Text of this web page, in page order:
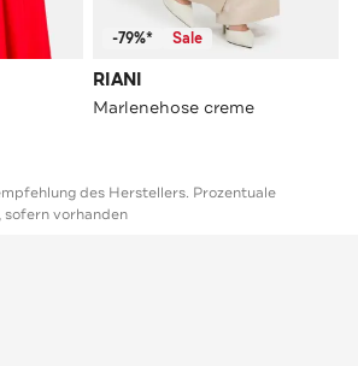
-79%* Sale
RIANI
Marlenehose creme
des Herstellers. Prozentuale
sofern vorhanden